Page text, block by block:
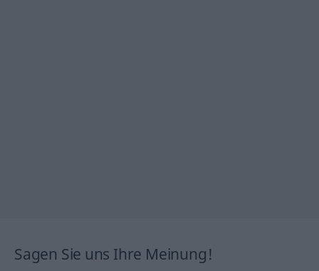
Sagen Sie uns Ihre Meinung!